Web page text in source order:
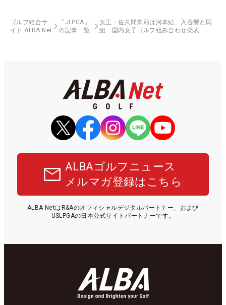
ゴルフ総合サ
イト ALBA Net
「JLPGA」
の記事一覧
女王・佐久間朱莉は河本結、入谷響と同
組 国内女子ゴルフ組み合わせ発表
ALBAゴルフニュース
メルマガ登録はこちら
ALBA NetはR&Aのオフィシャルデジタルパートナー、および
USLPGAの日本公式サイトパートナーです。